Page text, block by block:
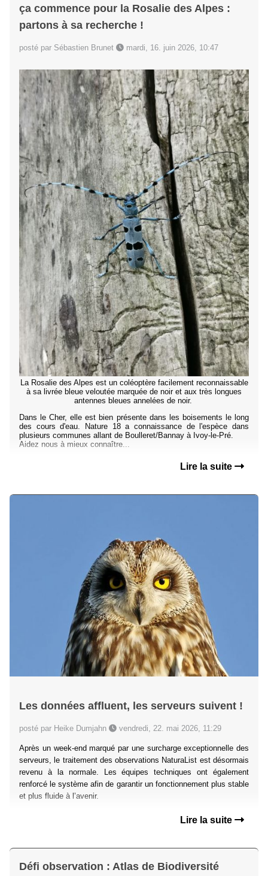
ça commence pour la Rosalie des Alpes :
partons à sa recherche !
posté par Sébastien Brunet mardi, 16. juin 2026, 10:47
La Rosalie des Alpes est un coléoptère facilement reconnaissable
à sa livrée bleue veloutée marquée de noir et aux très longues
antennes bleues annelées de noir.
Dans le Cher, elle est bien présente dans les boisements le long
des cours d'eau. Nature 18 a connaissance de l'espèce dans
plusieurs communes allant de Boulleret/Bannay à Ivoy-le-Pré.
Aidez nous à mieux connaître...
Lire la suite
Les données affluent, les serveurs suivent !
posté par Heike Dumjahn vendredi, 22. mai 2026, 11:29
Après un week-end marqué par une surcharge exceptionnelle des
serveurs, le traitement des observations NaturaList est désormais
revenu à la normale. Les équipes techniques ont également
renforcé le système afin de garantir un fonctionnement plus stable
et plus fluide à l’avenir.
Lire la suite
Défi observation : Atlas de Biodiversité